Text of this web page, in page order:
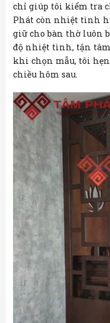
chỉ giúp tôi kiểm tra
Phát còn nhiệt tình
giữ cho bàn thờ luôn
độ nhiệt tình, tận
khi chọn mẫu, tôi
chiều hôm sau.